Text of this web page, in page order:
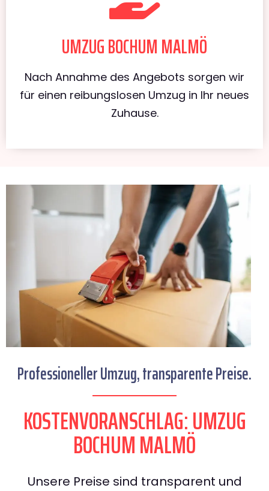
UMZUG BOCHUM MALMÖ
Nach Annahme des Angebots sorgen wir
für einen reibungslosen Umzug in Ihr neues
Zuhause.
Professioneller Umzug, transparente Preise.
KOSTENVORANSCHLAG: UMZUG
BOCHUM MALMÖ
Unsere Preise sind transparent und